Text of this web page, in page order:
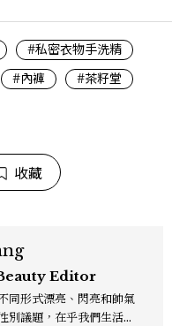
#私密衣物手洗精
#內褲
#茶籽堂
收藏
Editor
同形式漂亮、閃亮和帥氣
別議題，在乎我們生活的